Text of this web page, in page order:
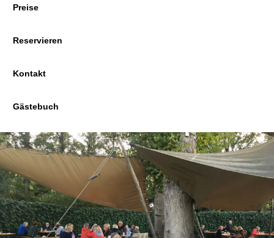
Preise
Reservieren
Kontakt
Gästebuch